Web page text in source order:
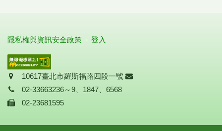
隱私權與資訊安全政策 登入
地址
10617臺北市羅斯福路四段一號
聯絡電話
02-33663236～9、1847、6568
傳真
02-23681595